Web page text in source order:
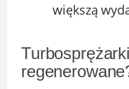
większą